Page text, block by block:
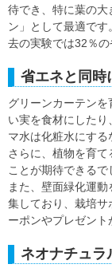
待でき、特に葉の大
ン」として最適で
去の実験では32％の
省エネと同時
グリーンカーテン
い実を食材にした
マ水は化粧水にする
さらに、植物を育
ことが期待できるで
また、壁面緑化運
集しており、栽培サ
ーポンやプレゼント
ネオナチュラ